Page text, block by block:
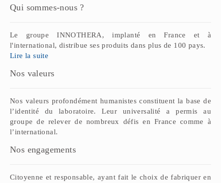
Qui sommes-nous ?
Le groupe INNOTHERA, implanté en France et à
l'international, distribue ses produits dans plus de 100 pays.
Lire la suite
Nos valeurs
Nos valeurs profondément humanistes constituent la base de
l’identité du laboratoire. Leur universalité a permis au
groupe de relever de nombreux défis en France comme à
l’international.
Nos engagements
Citoyenne et responsable, ayant fait le choix de fabriquer en